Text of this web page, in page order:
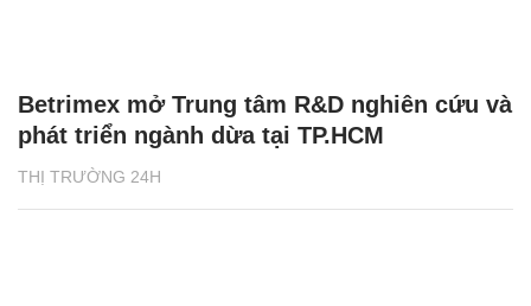
THỊ TRƯỜNG 24H
Betrimex mở Trung tâm R&D nghiên cứu và
phát triển ngành dừa tại TP.HCM